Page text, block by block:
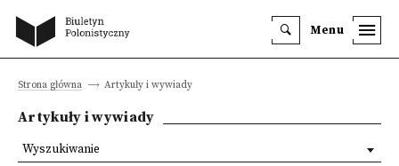
Menu
Strona główna Artykuły i wywiady
Artykuły i wywiady
Wyszukiwanie